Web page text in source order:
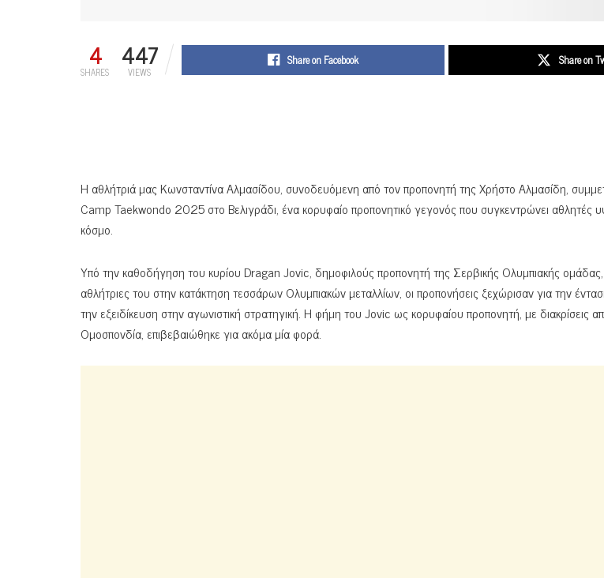
4
SHARES 447
VIEWS
Share on Facebook Share on
Η αθλήτριά μας Κωνσταντίνα Αλμασίδου, συνοδευόμενη από τον προπονητή της Χρήστο Αλμασίδη,
Camp Taekwondo 2025 στο Βελιγράδι, ένα κορυφαίο προπονητικό γεγονός που συγκεντρώνει αθλητές
κόσμο.
Υπό την καθοδήγηση του κυρίου Dragan Jovic, δημοφιλούς προπονητή της Σερβικής Ολυμπιακής ομάδας,
αθλήτριες του στην κατάκτηση τεσσάρων Ολυμπιακών μεταλλίων, οι προπονήσεις ξεχώρισαν για την
την εξειδίκευση στην αγωνιστική στρατηγική. Η φήμη του Jovic ως κορυφαίου προπονητή, με διακρίσεις
Ομοσπονδία, επιβεβαιώθηκε για ακόμα μία φορά.